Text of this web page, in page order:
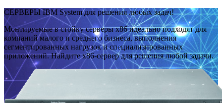
СЕРВЕРЫ IBM System для решения любых задач!
Монтируемые в стойку серверы x86 идеально подходят для
компаний малого и среднего бизнеса, выполнения
сегментированных нагрузок и специализированных
приложений. Найдите x86-сервер для решения любой задачи.